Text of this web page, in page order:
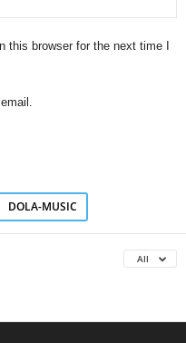
browser for the next time I
DOLA-MUSIC
All